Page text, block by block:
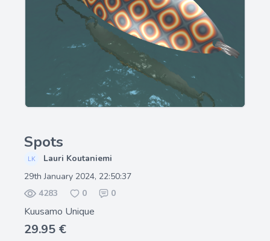
Spots
Lauri Koutaniemi
29th January 2024, 22:50:37
4283
0 0
Kuusamo Unique
29.95 €